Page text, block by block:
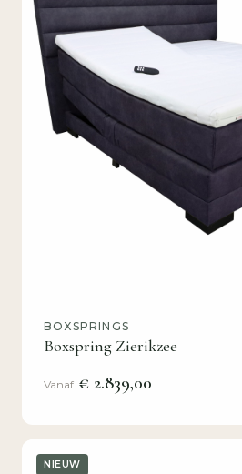
BOXSPRINGS
Boxspring Zierikzee
Vanaf € 2.839,00
NIEUW